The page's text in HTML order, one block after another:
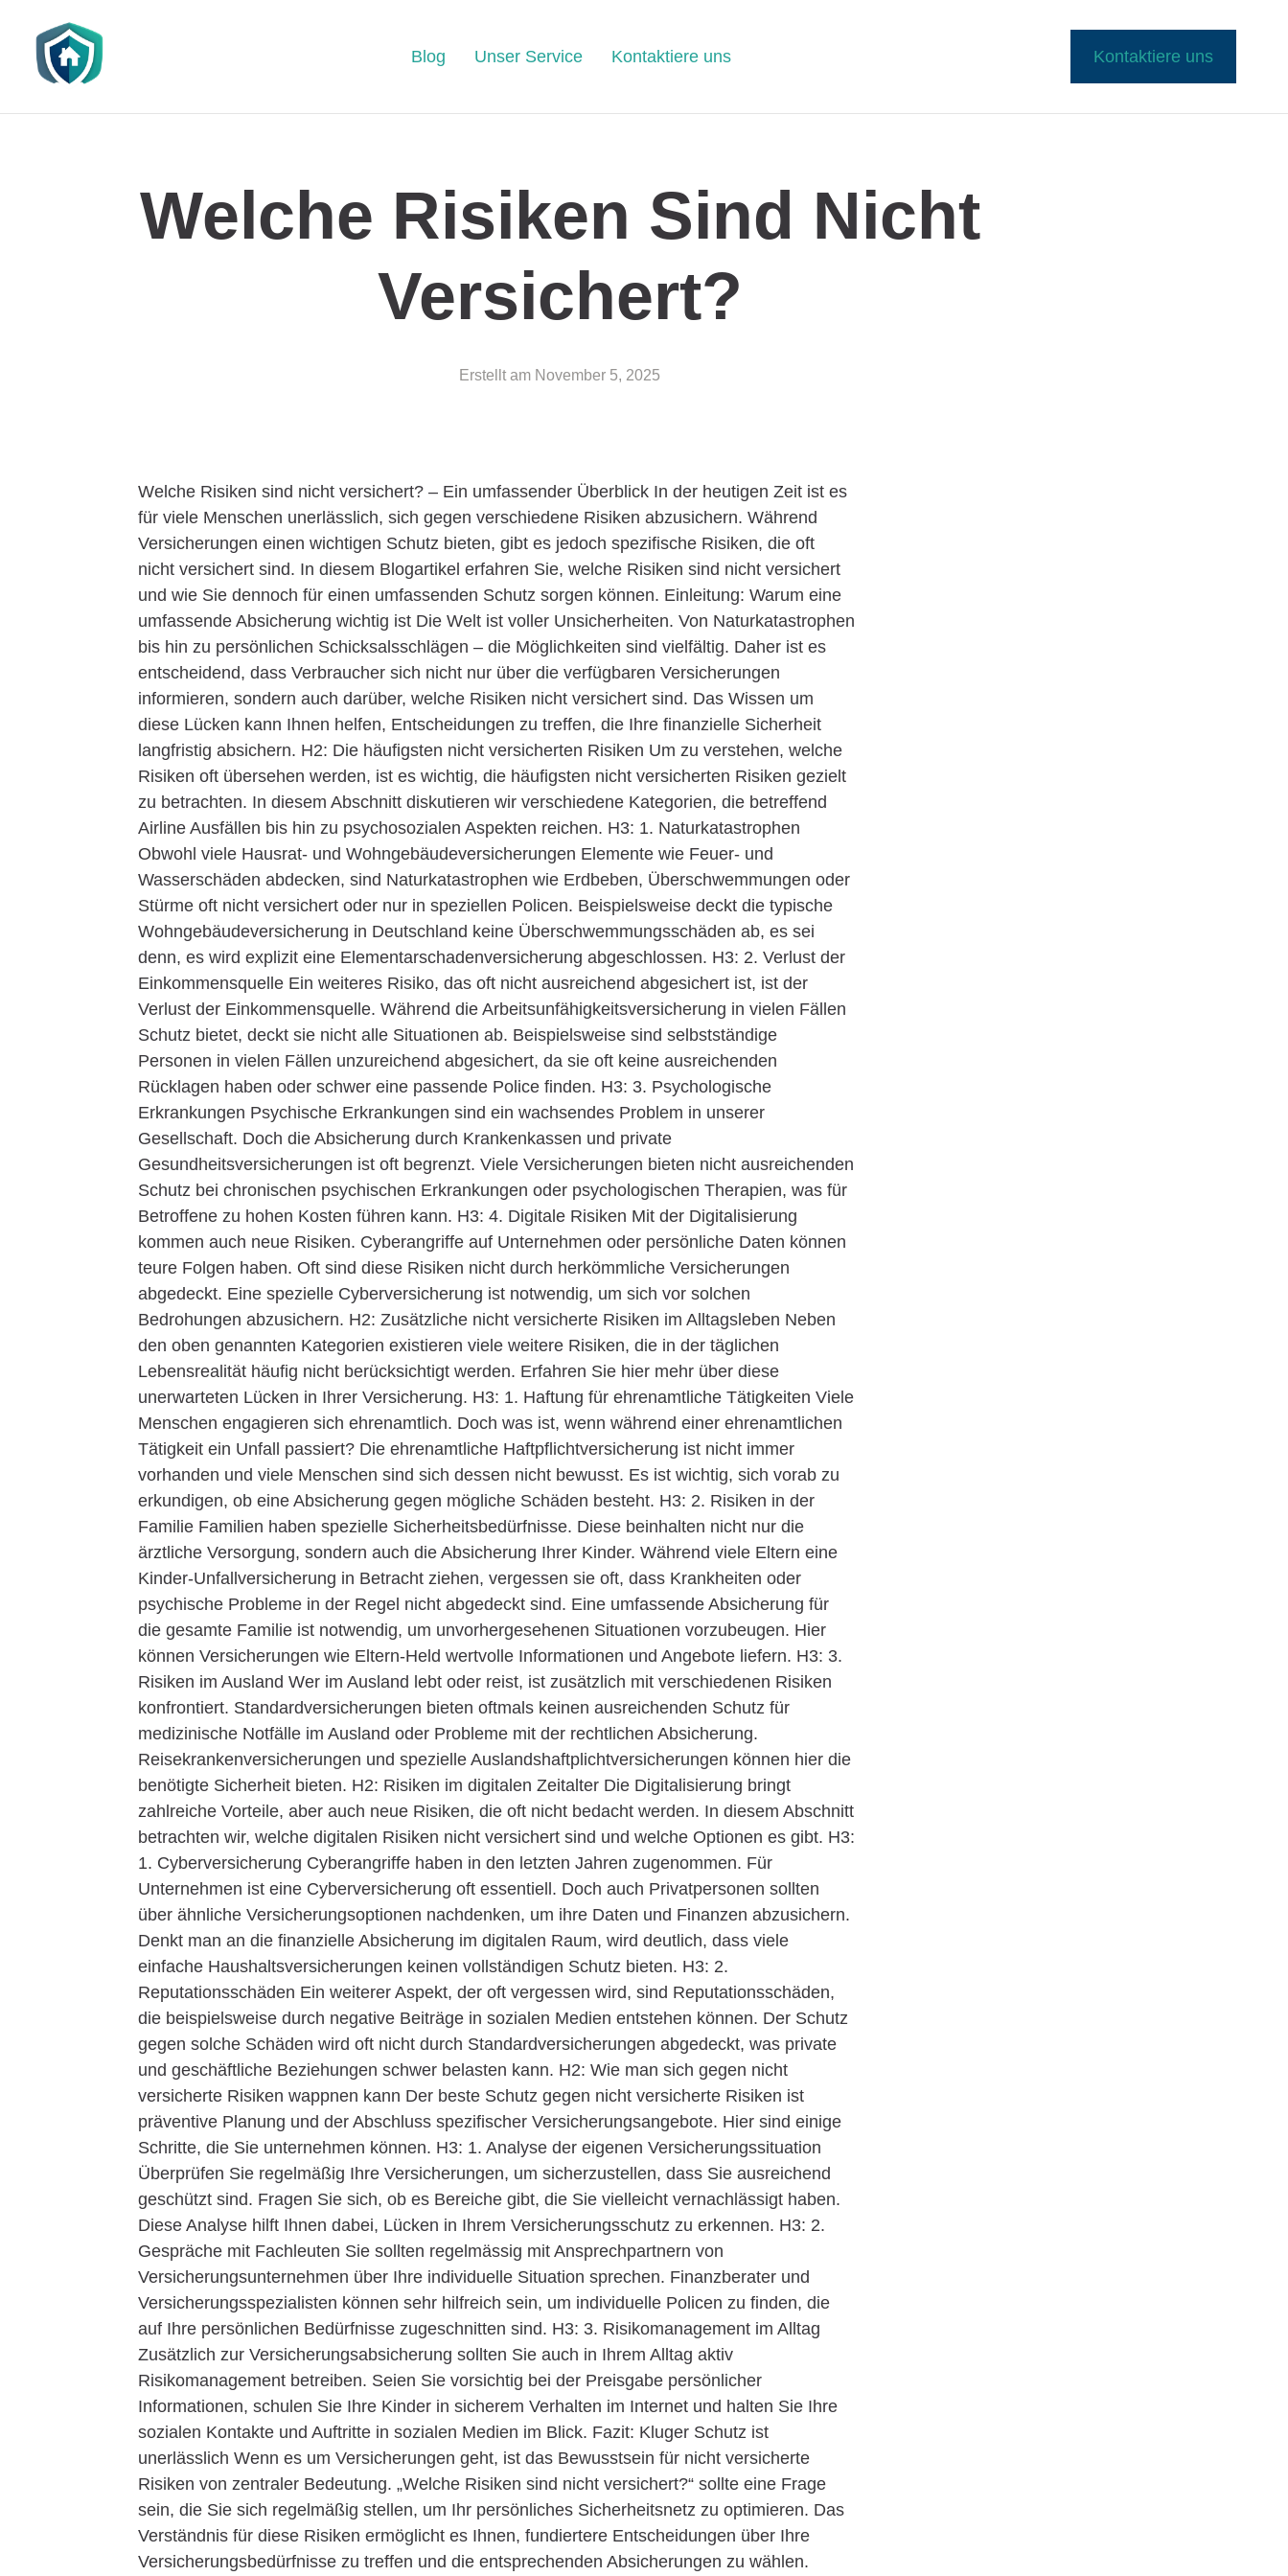
Blog Unser Service Kontaktiere uns Kontaktiere uns
Welche Risiken Sind Nicht
Versichert?
Erstellt am November 5, 2025
Welche Risiken sind nicht versichert? – Ein umfassender Überblick In der heutigen Zeit ist es
für viele Menschen unerlässlich, sich gegen verschiedene Risiken abzusichern. Während
Versicherungen einen wichtigen Schutz bieten, gibt es jedoch spezifische Risiken, die oft
nicht versichert sind. In diesem Blogartikel erfahren Sie, welche Risiken sind nicht versichert
und wie Sie dennoch für einen umfassenden Schutz sorgen können. Einleitung: Warum eine
umfassende Absicherung wichtig ist Die Welt ist voller Unsicherheiten. Von Naturkatastrophen
bis hin zu persönlichen Schicksalsschlägen – die Möglichkeiten sind vielfältig. Daher ist es
entscheidend, dass Verbraucher sich nicht nur über die verfügbaren Versicherungen
informieren, sondern auch darüber, welche Risiken nicht versichert sind. Das Wissen um
diese Lücken kann Ihnen helfen, Entscheidungen zu treffen, die Ihre finanzielle Sicherheit
langfristig absichern. H2: Die häufigsten nicht versicherten Risiken Um zu verstehen, welche
Risiken oft übersehen werden, ist es wichtig, die häufigsten nicht versicherten Risiken gezielt
zu betrachten. In diesem Abschnitt diskutieren wir verschiedene Kategorien, die betreffend
Airline Ausfällen bis hin zu psychosozialen Aspekten reichen. H3: 1. Naturkatastrophen
Obwohl viele Hausrat- und Wohngebäudeversicherungen Elemente wie Feuer- und
Wasserschäden abdecken, sind Naturkatastrophen wie Erdbeben, Überschwemmungen oder
Stürme oft nicht versichert oder nur in speziellen Policen. Beispielsweise deckt die typische
Wohngebäudeversicherung in Deutschland keine Überschwemmungsschäden ab, es sei
denn, es wird explizit eine Elementarschadenversicherung abgeschlossen. H3: 2. Verlust der
Einkommensquelle Ein weiteres Risiko, das oft nicht ausreichend abgesichert ist, ist der
Verlust der Einkommensquelle. Während die Arbeitsunfähigkeitsversicherung in vielen Fällen
Schutz bietet, deckt sie nicht alle Situationen ab. Beispielsweise sind selbstständige
Personen in vielen Fällen unzureichend abgesichert, da sie oft keine ausreichenden
Rücklagen haben oder schwer eine passende Police finden. H3: 3. Psychologische
Erkrankungen Psychische Erkrankungen sind ein wachsendes Problem in unserer
Gesellschaft. Doch die Absicherung durch Krankenkassen und private
Gesundheitsversicherungen ist oft begrenzt. Viele Versicherungen bieten nicht ausreichenden
Schutz bei chronischen psychischen Erkrankungen oder psychologischen Therapien, was für
Betroffene zu hohen Kosten führen kann. H3: 4. Digitale Risiken Mit der Digitalisierung
kommen auch neue Risiken. Cyberangriffe auf Unternehmen oder persönliche Daten können
teure Folgen haben. Oft sind diese Risiken nicht durch herkömmliche Versicherungen
abgedeckt. Eine spezielle Cyberversicherung ist notwendig, um sich vor solchen
Bedrohungen abzusichern. H2: Zusätzliche nicht versicherte Risiken im Alltagsleben Neben
den oben genannten Kategorien existieren viele weitere Risiken, die in der täglichen
Lebensrealität häufig nicht berücksichtigt werden. Erfahren Sie hier mehr über diese
unerwarteten Lücken in Ihrer Versicherung. H3: 1. Haftung für ehrenamtliche Tätigkeiten Viele
Menschen engagieren sich ehrenamtlich. Doch was ist, wenn während einer ehrenamtlichen
Tätigkeit ein Unfall passiert? Die ehrenamtliche Haftpflichtversicherung ist nicht immer
vorhanden und viele Menschen sind sich dessen nicht bewusst. Es ist wichtig, sich vorab zu
erkundigen, ob eine Absicherung gegen mögliche Schäden besteht. H3: 2. Risiken in der
Familie Familien haben spezielle Sicherheitsbedürfnisse. Diese beinhalten nicht nur die
ärztliche Versorgung, sondern auch die Absicherung Ihrer Kinder. Während viele Eltern eine
Kinder-Unfallversicherung in Betracht ziehen, vergessen sie oft, dass Krankheiten oder
psychische Probleme in der Regel nicht abgedeckt sind. Eine umfassende Absicherung für
die gesamte Familie ist notwendig, um unvorhergesehenen Situationen vorzubeugen. Hier
können Versicherungen wie Eltern-Held wertvolle Informationen und Angebote liefern. H3: 3.
Risiken im Ausland Wer im Ausland lebt oder reist, ist zusätzlich mit verschiedenen Risiken
konfrontiert. Standardversicherungen bieten oftmals keinen ausreichenden Schutz für
medizinische Notfälle im Ausland oder Probleme mit der rechtlichen Absicherung.
Reisekrankenversicherungen und spezielle Auslandshaftplichtversicherungen können hier die
benötigte Sicherheit bieten. H2: Risiken im digitalen Zeitalter Die Digitalisierung bringt
zahlreiche Vorteile, aber auch neue Risiken, die oft nicht bedacht werden. In diesem Abschnitt
betrachten wir, welche digitalen Risiken nicht versichert sind und welche Optionen es gibt. H3:
1. Cyberversicherung Cyberangriffe haben in den letzten Jahren zugenommen. Für
Unternehmen ist eine Cyberversicherung oft essentiell. Doch auch Privatpersonen sollten
über ähnliche Versicherungsoptionen nachdenken, um ihre Daten und Finanzen abzusichern.
Denkt man an die finanzielle Absicherung im digitalen Raum, wird deutlich, dass viele
einfache Haushaltsversicherungen keinen vollständigen Schutz bieten. H3: 2.
Reputationsschäden Ein weiterer Aspekt, der oft vergessen wird, sind Reputationsschäden,
die beispielsweise durch negative Beiträge in sozialen Medien entstehen können. Der Schutz
gegen solche Schäden wird oft nicht durch Standardversicherungen abgedeckt, was private
und geschäftliche Beziehungen schwer belasten kann. H2: Wie man sich gegen nicht
versicherte Risiken wappnen kann Der beste Schutz gegen nicht versicherte Risiken ist
präventive Planung und der Abschluss spezifischer Versicherungsangebote. Hier sind einige
Schritte, die Sie unternehmen können. H3: 1. Analyse der eigenen Versicherungssituation
Überprüfen Sie regelmäßig Ihre Versicherungen, um sicherzustellen, dass Sie ausreichend
geschützt sind. Fragen Sie sich, ob es Bereiche gibt, die Sie vielleicht vernachlässigt haben.
Diese Analyse hilft Ihnen dabei, Lücken in Ihrem Versicherungsschutz zu erkennen. H3: 2.
Gespräche mit Fachleuten Sie sollten regelmässig mit Ansprechpartnern von
Versicherungsunternehmen über Ihre individuelle Situation sprechen. Finanzberater und
Versicherungsspezialisten können sehr hilfreich sein, um individuelle Policen zu finden, die
auf Ihre persönlichen Bedürfnisse zugeschnitten sind. H3: 3. Risikomanagement im Alltag
Zusätzlich zur Versicherungsabsicherung sollten Sie auch in Ihrem Alltag aktiv
Risikomanagement betreiben. Seien Sie vorsichtig bei der Preisgabe persönlicher
Informationen, schulen Sie Ihre Kinder in sicherem Verhalten im Internet und halten Sie Ihre
sozialen Kontakte und Auftritte in sozialen Medien im Blick. Fazit: Kluger Schutz ist
unerlässlich Wenn es um Versicherungen geht, ist das Bewusstsein für nicht versicherte
Risiken von zentraler Bedeutung. „Welche Risiken sind nicht versichert?“ sollte eine Frage
sein, die Sie sich regelmäßig stellen, um Ihr persönliches Sicherheitsnetz zu optimieren. Das
Verständnis für diese Risiken ermöglicht es Ihnen, fundiertere Entscheidungen über Ihre
Versicherungsbedürfnisse zu treffen und die entsprechenden Absicherungen zu wählen.